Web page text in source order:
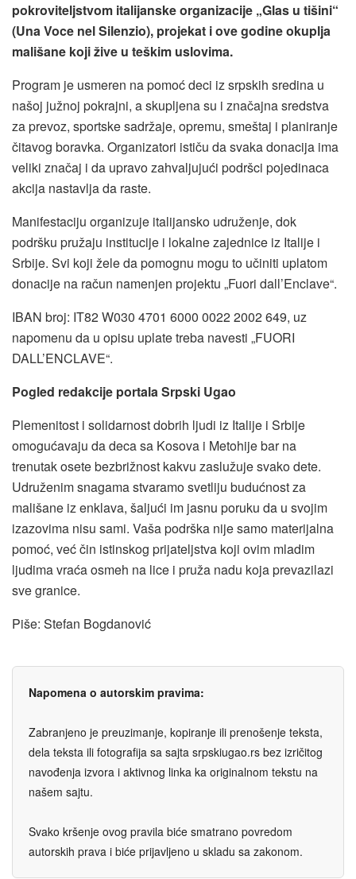
pokroviteljstvom italijanske organizacije „Glas u tišini“
(Una Voce nel Silenzio), projekat i ove godine okuplja
mališane koji žive u teškim uslovima.
Program je usmeren na pomoć deci iz srpskih sredina u
našoj južnoj pokrajni, a skupljena su i značajna sredstva
za prevoz, sportske sadržaje, opremu, smeštaj i planiranje
čitavog boravka. Organizatori ističu da svaka donacija ima
veliki značaj i da upravo zahvaljujući podršci pojedinaca
akcija nastavlja da raste.
Manifestaciju organizuje italijansko udruženje, dok
podršku pružaju institucije i lokalne zajednice iz Italije i
Srbije. Svi koji žele da pomognu mogu to učiniti uplatom
donacije na račun namenjen projektu „Fuori dall’Enclave“.
IBAN broj: IT82 W030 4701 6000 0022 2002 649, uz
napomenu da u opisu uplate treba navesti „FUORI
DALL’ENCLAVE“.
Pogled redakcije portala Srpski Ugao
Plemenitost i solidarnost dobrih ljudi iz Italije i Srbije
omogućavaju da deca sa Kosova i Metohije bar na
trenutak osete bezbrižnost kakvu zaslužuje svako dete.
Udruženim snagama stvaramo svetliju budućnost za
mališane iz enklava, šaljući im jasnu poruku da u svojim
izazovima nisu sami. Vaša podrška nije samo materijalna
pomoć, već čin istinskog prijateljstva koji ovim mladim
ljudima vraća osmeh na lice i pruža nadu koja prevazilazi
sve granice.
Piše: Stefan Bogdanović
Napomena o autorskim pravima:
Zabranjeno je preuzimanje, kopiranje ili prenošenje teksta,
dela teksta ili fotografija sa sajta srpskiugao.rs bez izričitog
navođenja izvora i aktivnog linka ka originalnom tekstu na
našem sajtu.
Svako kršenje ovog pravila biće smatrano povredom
autorskih prava i biće prijavljeno u skladu sa zakonom.